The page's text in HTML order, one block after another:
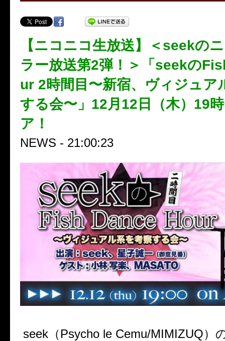
【ニコニコ生放送】＜seekの
ラー放送第2弾！＞「seekの
ur 2時間目〜新宿、ヴィジュア
する会〜」12月12日（木）19
ア！
NEWS - 21:00:23
seek（Psycho le Cemu/MIMIZUQ）